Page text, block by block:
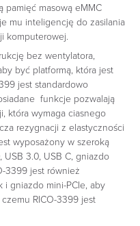
pamięć masową eMMC
mu inteligencję do zasilania
komputerowej.‎
bez wentylatora,
być platformą, która jest
jest standardowo
funkcje pozwalają
która wymaga ciasnego
rezygnacji z elastyczności
wyposażony w szeroką
3.0, USB C, gniazdo
3399 jest również
i gniazdo mini-PCIe, aby
RICO-3399 jest